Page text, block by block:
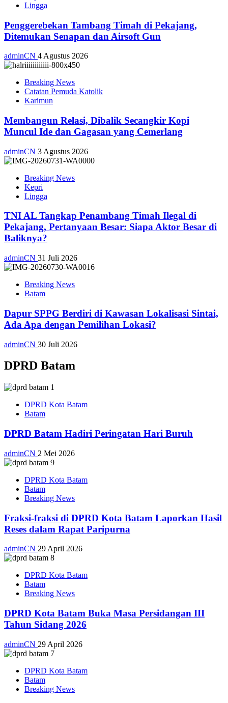
Lingga
Penggerebekan Tambang Timah di Pekajang,
Ditemukan Senapan dan Airsoft Gun
adminCN 4 Agustus 2026
Breaking News
Catatan Pemuda Katolik
Karimun
Membangun Relasi, Dibalik Secangkir Kopi
Muncul Ide dan Gagasan yang Cemerlang
adminCN 3 Agustus 2026
Breaking News
Kepri
Lingga
TNI AL Tangkap Penambang Timah Ilegal di
Pekajang, Pertanyaan Besar: Siapa Aktor Besar di
Baliknya?
adminCN 31 Juli 2026
Breaking News
Batam
Dapur SPPG Berdiri di Kawasan Lokalisasi Sintai,
Ada Apa dengan Pemilihan Lokasi?
adminCN 30 Juli 2026
DPRD Batam
DPRD Kota Batam
Batam
DPRD Batam Hadiri Peringatan Hari Buruh
adminCN 2 Mei 2026
DPRD Kota Batam
Batam
Breaking News
Fraksi-fraksi di DPRD Kota Batam Laporkan Hasil
Reses dalam Rapat Paripurna
adminCN 29 April 2026
DPRD Kota Batam
Batam
Breaking News
DPRD Kota Batam Buka Masa Persidangan III
Tahun Sidang 2026
adminCN 29 April 2026
DPRD Kota Batam
Batam
Breaking News